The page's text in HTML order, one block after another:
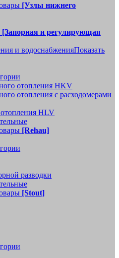
[Узлы нижнего
[Запорная и регулирующая
и водоснабженияПоказать
отопления HKV
отопления с расходомерами
HLV
[Rehau]
разводки
[Stout]